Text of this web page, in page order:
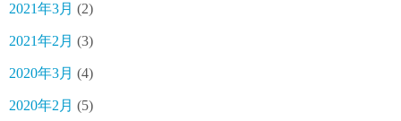
2021年3月 (2)
2021年2月 (3)
2020年3月 (4)
2020年2月 (5)